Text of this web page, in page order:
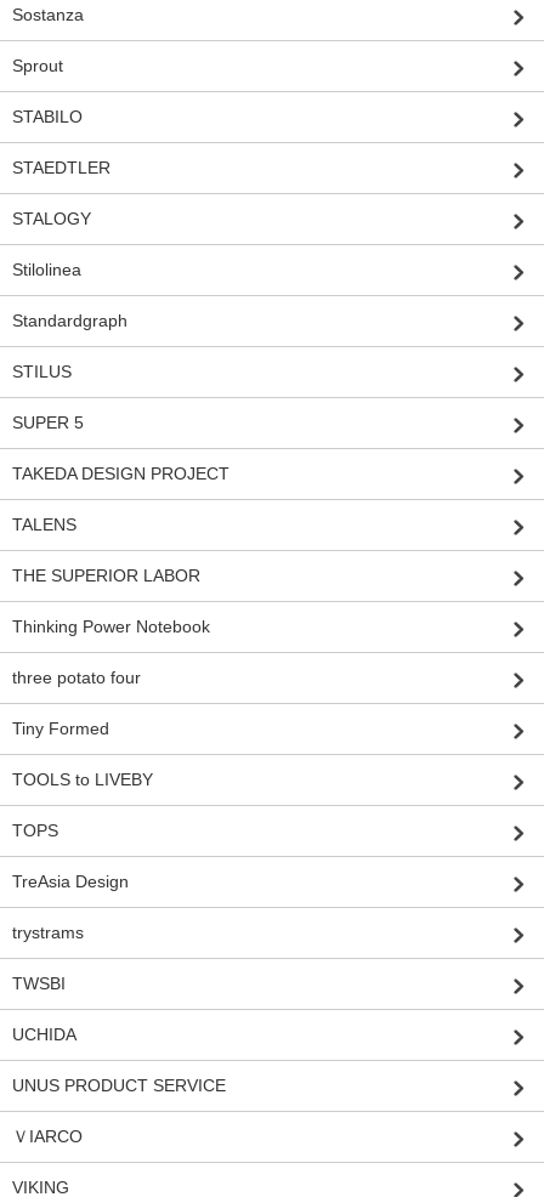
Sostanza
Sprout
STABILO
STAEDTLER
STALOGY
Stilolinea
Standardgraph
STILUS
SUPER 5
TAKEDA DESIGN PROJECT
TALENS
THE SUPERIOR LABOR
Thinking Power Notebook
three potato four
Tiny Formed
TOOLS to LIVEBY
TOPS
TreAsia Design
trystrams
TWSBI
UCHIDA
UNUS PRODUCT SERVICE
ＶIARCO
VIKING